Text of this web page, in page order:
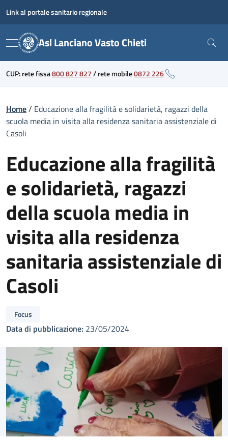
content
Link al portale sanitario regionale
Menu Asl Lanciano Vasto Chieti
CUP: rete fissa800 827 827/rete mobile0872 226
Home/ Educazione alla fragilità e solidarietà, ragazzi della
scuola media in visita alla residenza sanitaria assistenziale di
Casoli
Educazione alla fragilità
e solidarietà, ragazzi
della scuola media in
visita alla residenza
sanitaria assistenziale di
Casoli
Focus
Data di pubblicazione: 23/05/2024